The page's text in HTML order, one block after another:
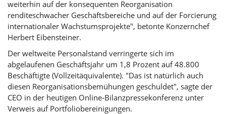
weiterhin auf der konsequenten Reorganisation
renditeschwacher Geschäftsbereiche und auf der Forcierung
internationaler Wachstumsprojekte", betonte Konzernchef
Herbert Eibensteiner.
Der weltweite Personalstand verringerte sich im
abgelaufenen Geschäftsjahr um 1,8 Prozent auf 48.800
Beschäftigte (Vollzeitäquivalente). "Das ist natürlich auch
diesen Reorganisationsbemühungen geschuldet", sagte der
CEO in der heutigen Online-Bilanzpressekonferenz unter
Verweis auf Portfoliobereinigungen.